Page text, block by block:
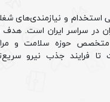
استخدام و نیازمندی‌های
در سراسر ایران است. هدف
متخصص حوزه سلامت و
تا فرایند جذب نیرو